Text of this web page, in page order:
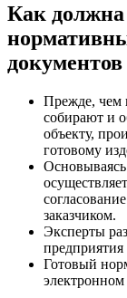
Как должна
документов
Прежде, чем
собирают и
объекту,
готовому
заказчиком.
Эксперты
Готовый
электронном